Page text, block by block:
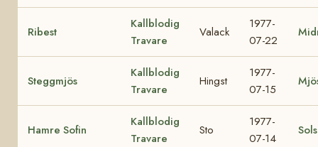
Ribest
Kallblodig
Travare
Valack
1977-
07-22
Steggmjös
Kallblodig
Travare
Hingst
1977-
07-15
Hamre Sofin
Kallblodig
Travare
Sto
1977-
07-14